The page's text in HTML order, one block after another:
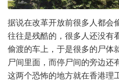
据说在改革开放前很多人都会
往往是残酷的，很多人还没有
偷渡的车上，于是很多的尸体
尸间里面，而停尸间的旁边还
这两个恐怖的地方就在香港理